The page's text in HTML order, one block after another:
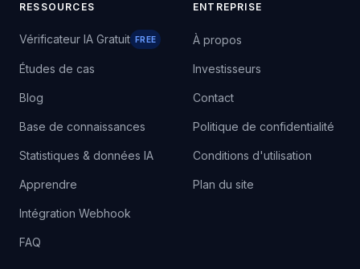
RESSOURCES
Vérificateur IA Gratuit FREE
Études de cas
Blog
Base de connaissances
Statistiques & données IA
Apprendre
Intégration Webhook
FAQ
ENTREPRISE
À propos
Investisseurs
Contact
Politique de confidentialité
Conditions d'utilisation
Plan du site